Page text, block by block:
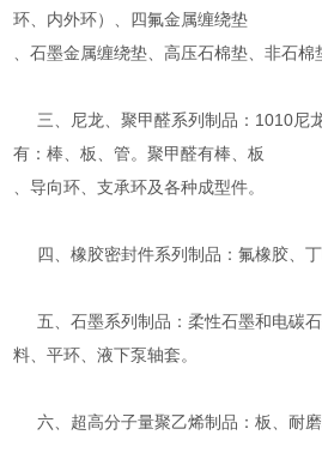
环、内外环）、四氟金属缠绕垫
、石墨金属缠绕垫、高压石棉垫、非石棉
三、尼龙、聚甲醛系列制品：1010尼
有：棒、板、管。聚甲醛有棒、板
、导向环、支承环及各种成型件。
四、橡胶密封件系列制品：氟橡胶、丁
五、石墨系列制品：柔性石墨和电碳
料、平环、液下泵轴套。
六、超高分子量聚乙烯制品：板、耐磨